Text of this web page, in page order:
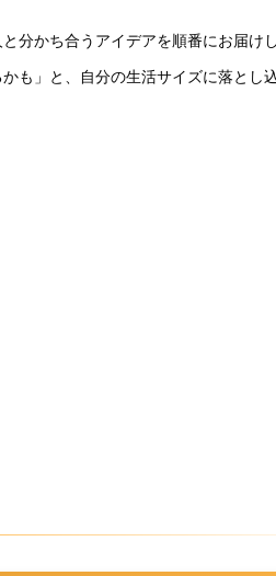
分かち合うアイデアを順番にお届け
も」と、自分の生活サイズに落とし